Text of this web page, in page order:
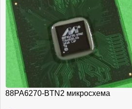
88PA6270-BTN2 микросхема